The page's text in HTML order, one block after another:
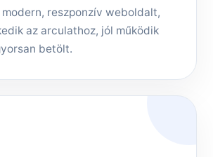
modern, reszponzív weboldalt,
az arculathoz, jól működik
betölt.